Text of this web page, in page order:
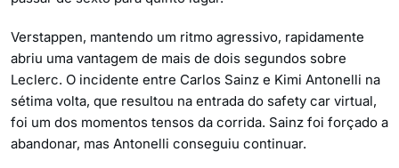
Verstappen, mantendo um ritmo agressivo, rapidamente
abriu uma vantagem de mais de dois segundos sobre
Leclerc. O incidente entre Carlos Sainz e Kimi Antonelli na
sétima volta, que resultou na entrada do safety car virtual,
foi um dos momentos tensos da corrida. Sainz foi forçado a
abandonar, mas Antonelli conseguiu continuar.